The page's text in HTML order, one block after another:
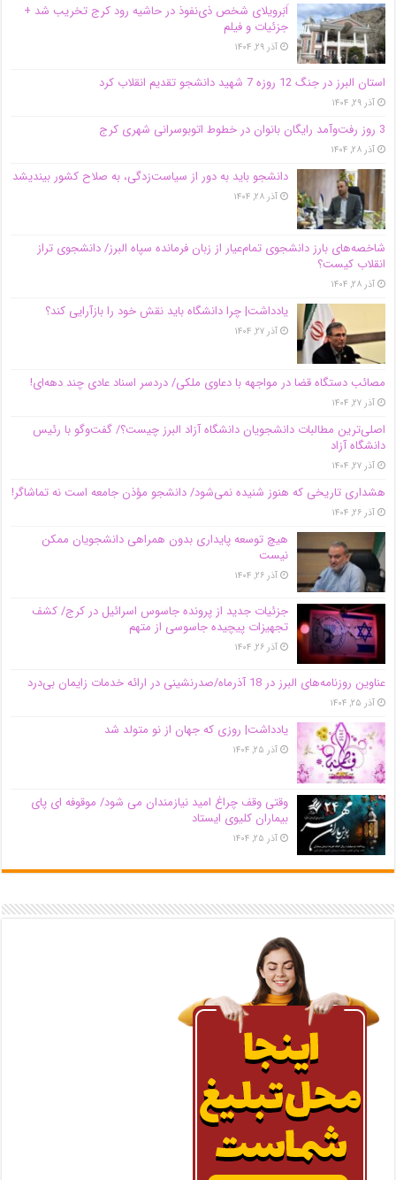
اَبَر‌ویلای شخص ذی‌نفوذ در حاشیه‌ رود کرج تخریب شد +
جزئیات و فیلم
آذر ۲۹, ۱۴۰۴
استان البرز در جنگ 12 روزه 7 شهید دانشجو تقدیم انقلاب کرد
آذر ۲۹, ۱۴۰۴
3 روز رفت‌وآمد رایگان بانوان در خطوط اتوبوسرانی شهری کرج
آذر ۲۸, ۱۴۰۴
دانشجو باید به دور از سیاست‌زدگی، به صلاح کشور بیندیشد
آذر ۲۸, ۱۴۰۴
شاخصه‌های بارز دانشجوی تمام‌عیار از زبان فرمانده سپاه البرز/ دانشجوی تراز
انقلاب کیست؟
آذر ۲۸, ۱۴۰۴
یادداشت| چرا دانشگاه باید نقش خود را بازآرایی کند؟
آذر ۲۷, ۱۴۰۴
مصائب دستگاه قضا در مواجهه با دعاوی ملکی/ دردسر اسناد عادی چند‌ دهه‌ای!
آذر ۲۷, ۱۴۰۴
اصلی‌ترین مطالبات دانشجویان دانشگاه آزاد البرز چیست؟/ گفت‌وگو با رئیس
دانشگاه آز‌اد
آذر ۲۷, ۱۴۰۴
هشداری تاریخی که هنوز شنیده نمی‌شود/ دانشجو مؤذن جامعه است نه تماشاگر!
آذر ۲۶, ۱۴۰۴
هیچ توسعه پایداری بدون همراهی دانشجویان ممکن
نیست
آذر ۲۶, ۱۴۰۴
جزئیات جدید از پرونده جاسوس اسرائیل در کرج/‌ کشف
تجهیزات پیچیده جاسوسی از متهم
آذر ۲۶, ۱۴۰۴
عناوین روزنامه‌های البرز در ‌18 آذرماه/صدرنشینی در ارائه خدمات زایمان بی‌درد
آذر ۲۵, ۱۴۰۴
یادداشت| روزی که جهان از نو متولد شد
آذر ۲۵, ۱۴۰۴
وقتی وقف چراغ امید نیازمندان می شود/ موقوفه ای پای
بیماران کلیوی ایستاد
آذر ۲۵, ۱۴۰۴